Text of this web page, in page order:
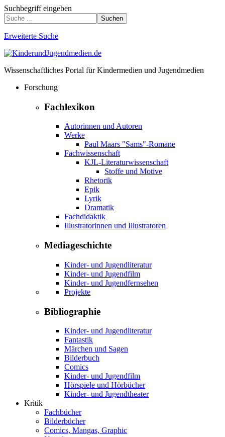
Suchbegriff eingeben
Suchen
Erweiterte Suche
Wissenschaftliches Portal für Kindermedien und Jugendmedien
Forschung
Fachlexikon
Autorinnen und Autoren
Werke
Paul Maars "Sams"-Romane
Fachwissenschaft
KJL-Literaturwissenschaft
Stoffe und Motive
Rhetorik
Epik
Lyrik
Dramatik
Fachdidaktik
Illustratorinnen und Illustratoren
Mediageschichte
Kinder- und Jugendliteratur
Kinder- und Jugendfilm
Kinder- und Jugendfernsehen
Projekte
Bibliographie
Kinder- und Jugendliteratur
Fantastik
Märchen und Sagen
Bilderbuch
Comics
Kinder- und Jugendfilm
Hörspiele und Hörbücher
Kinder- und Jugendtheater
Kritik
Fachbücher
Bilderbücher
Comics, Mangas, Graphic